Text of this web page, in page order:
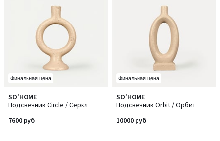
Финальная цена
SO'HOME
Подсвечник Circle / Серкл
7600 руб
Финальная цена
SO'HOME
Подсвечник Orbit / Орбит
10000 руб